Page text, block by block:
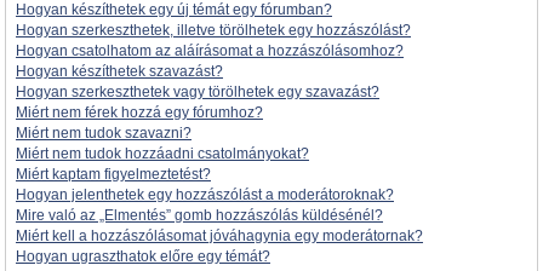
Hogyan készíthetek egy új témát egy fórumban?
Hogyan szerkeszthetek, illetve törölhetek egy hozzászólást?
Hogyan csatolhatom az aláírásomat a hozzászólásomhoz?
Hogyan készíthetek szavazást?
Hogyan szerkeszthetek vagy törölhetek egy szavazást?
Miért nem férek hozzá egy fórumhoz?
Miért nem tudok szavazni?
Miért nem tudok hozzáadni csatolmányokat?
Miért kaptam figyelmeztetést?
Hogyan jelenthetek egy hozzászólást a moderátoroknak?
Mire való az „Elmentés” gomb hozzászólás küldésénél?
Miért kell a hozzászólásomat jóváhagynia egy moderátornak?
Hogyan ugraszthatok előre egy témát?